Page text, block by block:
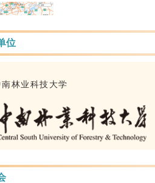
位
林业科技大学